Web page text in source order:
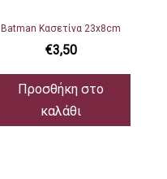
Batman Κασετίνα 23x8cm
€3,50
Προσθήκη στο
καλάθι